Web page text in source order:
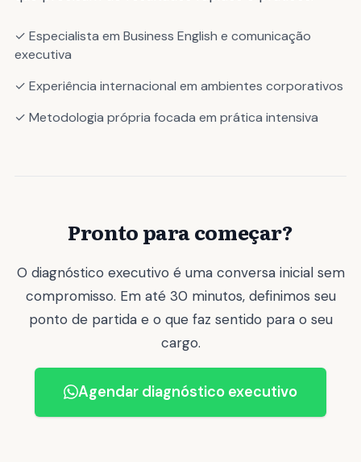
✓ Especialista em Business English e comunicação
executiva
✓ Experiência internacional em ambientes corporativos
✓ Metodologia própria focada em prática intensiva
Pronto para começar?
O diagnóstico executivo é uma conversa inicial sem
compromisso. Em até 30 minutos, definimos seu
ponto de partida e o que faz sentido para o seu
cargo.
Agendar diagnóstico executivo